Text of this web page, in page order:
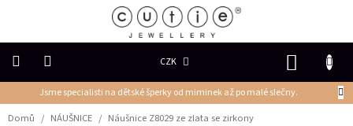
Jsme specialisti na dětské šperky od miminek až po malé slečny.
CZK
DĚTSKÉ
ŠPERKY
Domů / NÁUŠNICE / Náušnice Z8029 ze zlata se zirkony